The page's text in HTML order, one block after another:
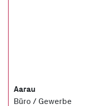
Aarau
Büro / Gewerbe